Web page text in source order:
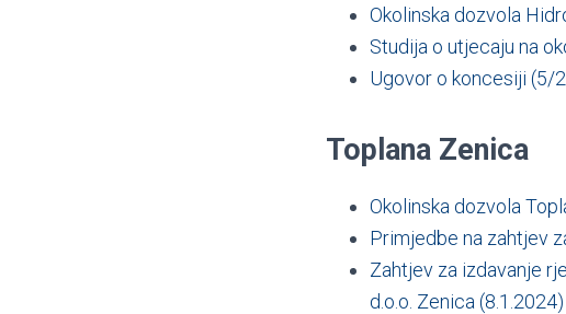
Okolinska dozvola
Studija o utjecaju na
Ugovor o koncesiji (5/
Toplana Zenica
Okolinska dozvola
Primjedbe na zahtjev
Zahtjev za izdavanje
d.o.o. Zenica (8.1.2024)